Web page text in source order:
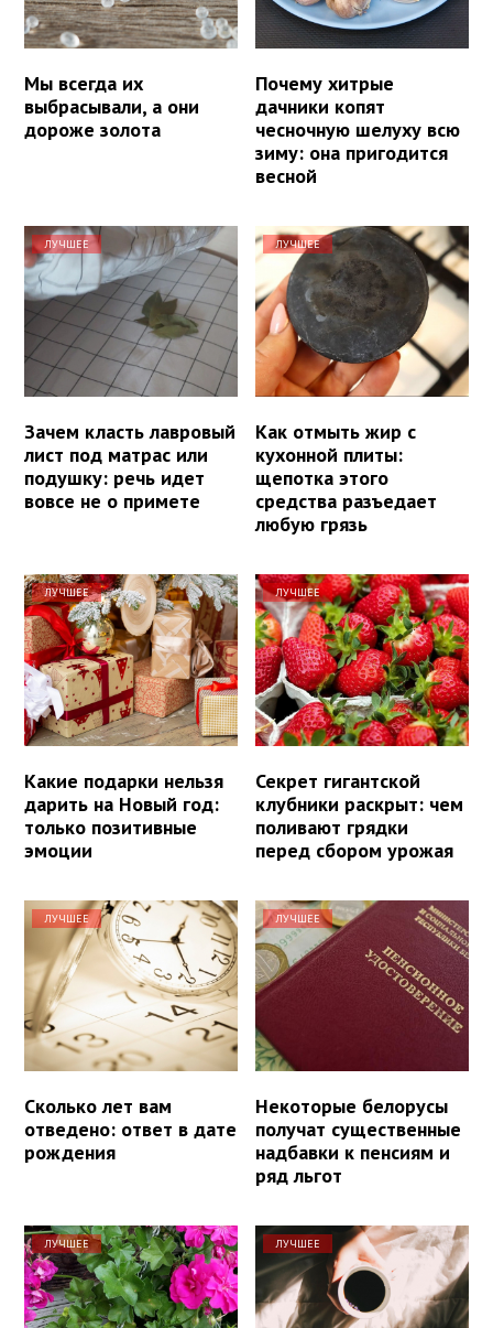
Мы всегда их
выбрасывали, а они
дороже золота
Почему хитрые
дачники копят
чесночную шелуху всю
зиму: она пригодится
весной
ЛУЧШЕЕ
Зачем класть лавровый
лист под матрас или
подушку: речь идет
вовсе не о примете
ЛУЧШЕЕ
Как отмыть жир с
кухонной плиты:
щепотка этого
средства разъедает
любую грязь
ЛУЧШЕЕ
Какие подарки нельзя
дарить на Новый год:
только позитивные
эмоции
ЛУЧШЕЕ
Секрет гигантской
клубники раскрыт: чем
поливают грядки
перед сбором урожая
ЛУЧШЕЕ
Сколько лет вам
отведено: ответ в дате
рождения
ЛУЧШЕЕ
Некоторые белорусы
получат существенные
надбавки к пенсиям и
ряд льгот
ЛУЧШЕЕ ЛУЧШЕЕ